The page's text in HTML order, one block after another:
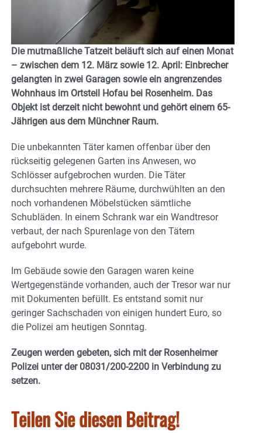
Die mutmaßliche Tatzeit beläuft sich auf einen Monat
– zwischen dem 12. März sowie 12. April: Einbrecher
gelangten in zwei Garagen sowie ein angrenzendes
Wohnhaus im Ortsteil Hofau bei Rosenheim. Das
Objekt ist derzeit nicht bewohnt und gehört einem 65-
Jährigen aus dem Münchner Raum.
Die unbekannten Täter kamen offenbar über den
rückseitig gelegenen Garten ins Anwesen, wo
Schlösser aufgebrochen wurden. Die Täter
durchsuchten mehrere Räume, durchwühlten an den
noch vorhandenen Möbelstücken sämtliche
Schubläden. In einem Schrank war ein Wandtresor
verbaut, der nach Spurenlage von den Tätern
aufgebohrt wurde.
Im Gebäude sowie den Garagen waren keine
Wertgegenstände vorhanden, auch der Tresor war nur
mit Dokumenten befüllt. Es entstand somit nur
geringer Sachschaden von einigen hundert Euro, so
die Polizei am heutigen Sonntag.
Zeugen werden gebeten, sich mit der Rosenheimer
Polizei unter der 08031/200-2200 in Verbindung zu
setzen.
Teilen Sie diesen Beitrag!